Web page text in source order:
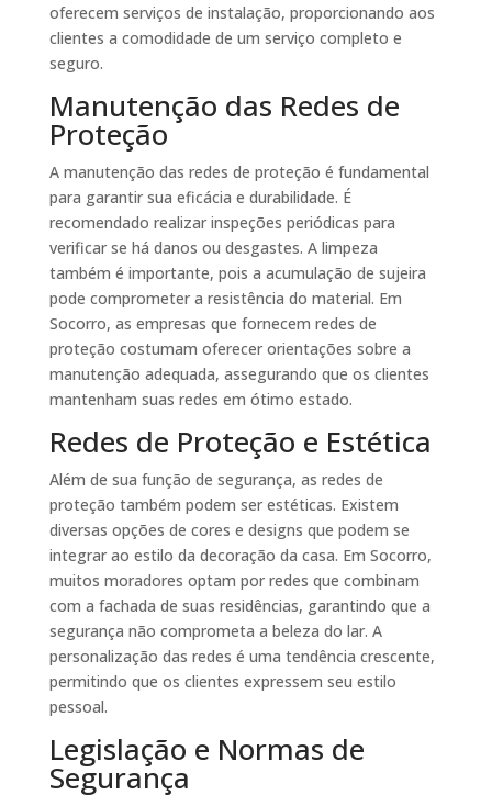
oferecem serviços de instalação, proporcionando aos
clientes a comodidade de um serviço completo e
seguro.
Manutenção das Redes de
Proteção
A manutenção das redes de proteção é fundamental
para garantir sua eficácia e durabilidade. É
recomendado realizar inspeções periódicas para
verificar se há danos ou desgastes. A limpeza
também é importante, pois a acumulação de sujeira
pode comprometer a resistência do material. Em
Socorro, as empresas que fornecem redes de
proteção costumam oferecer orientações sobre a
manutenção adequada, assegurando que os clientes
mantenham suas redes em ótimo estado.
Redes de Proteção e Estética
Além de sua função de segurança, as redes de
proteção também podem ser estéticas. Existem
diversas opções de cores e designs que podem se
integrar ao estilo da decoração da casa. Em Socorro,
muitos moradores optam por redes que combinam
com a fachada de suas residências, garantindo que a
segurança não comprometa a beleza do lar. A
personalização das redes é uma tendência crescente,
permitindo que os clientes expressem seu estilo
pessoal.
Legislação e Normas de
Segurança